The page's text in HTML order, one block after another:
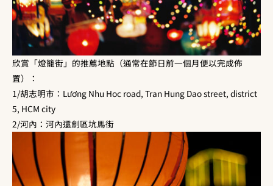
欣賞「燈籠街」的推薦地點（通常在節日前一個月便以完成佈
置）：
1/胡志明市：Lương Nhu Hoc road, Tran Hung Dao street, district
5, HCM city
2/河內：河內還劍區坑馬街